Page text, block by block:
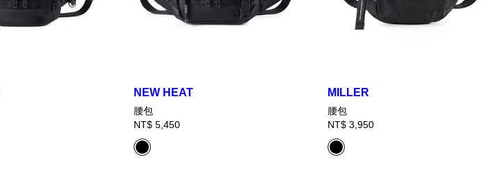
NEW HEAT
腰包
NT$ 5,450
MILLER
腰包
NT$ 3,950